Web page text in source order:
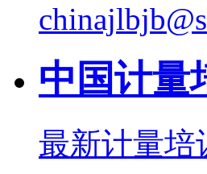
中国计量
最新计量培